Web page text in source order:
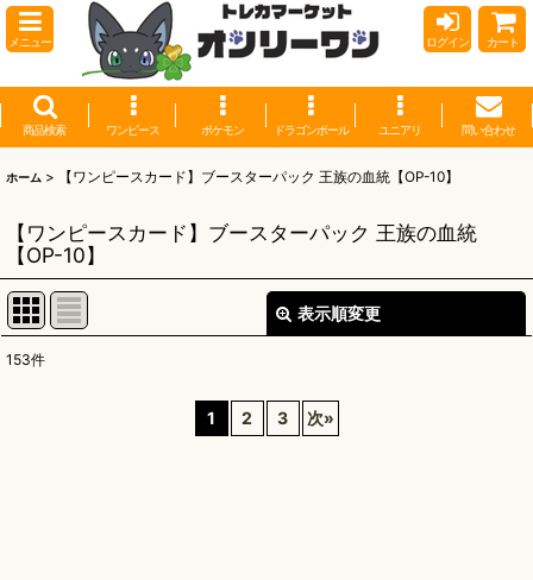
メニュー ログイン カート
商品検索 ワンピース ポケモン ドラゴンボール ユニアリ 問い合わせ
ホーム > 【ワンピースカード】ブースターパック 王族の血統【OP-10】
【ワンピースカード】ブースターパック 王族の血統
【OP-10】
表示順変更
153件
1 2 3 次»